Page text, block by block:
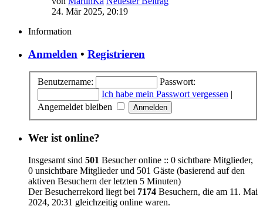
24. Mär 2025, 20:19
Information
Anmelden • Registrieren
Benutzername:
Passwort:
Ich habe mein Passwort vergessen |
Angemeldet bleiben
Wer ist online?
Insgesamt sind 501 Besucher online :: 0 sichtbare Mitglieder,
0 unsichtbare Mitglieder und 501 Gäste (basierend auf den
aktiven Besuchern der letzten 5 Minuten)
Der Besucherrekord liegt bei 7174 Besuchern, die am 11. Mai
2024, 20:31 gleichzeitig online waren.